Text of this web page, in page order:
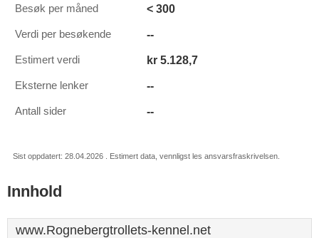
Besøk per måned < 300
Verdi per besøkende --
Estimert verdi kr 5.128,7
Eksterne lenker --
Antall sider --
Sist oppdatert: 28.04.2026 . Estimert data, vennligst les ansvarsfraskrivelsen.
Innhold
www.Rognebergtrollets-kennel.net